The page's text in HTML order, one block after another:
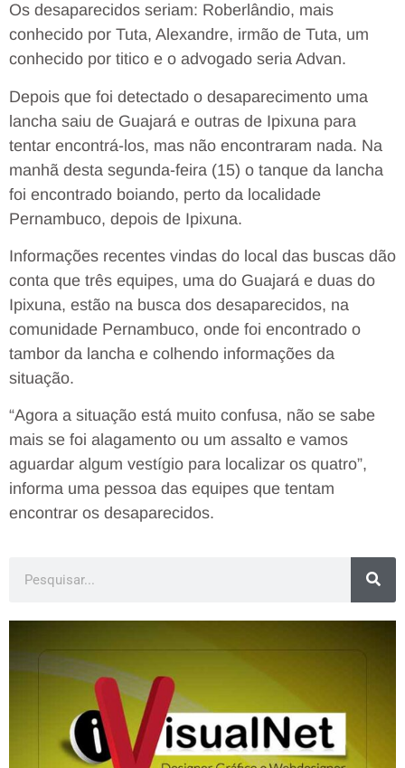
Os desaparecidos seriam: Roberlândio, mais
conhecido por Tuta, Alexandre, irmão de Tuta, um
conhecido por titico e o advogado seria Advan.
Depois que foi detectado o desaparecimento uma
lancha saiu de Guajará e outras de Ipixuna para
tentar encontrá-los, mas não encontraram nada. Na
manhã desta segunda-feira (15) o tanque da lancha
foi encontrado boiando, perto da localidade
Pernambuco, depois de Ipixuna.
Informações recentes vindas do local das buscas dão
conta que três equipes, uma do Guajará e duas do
Ipixuna, estão na busca dos desaparecidos, na
comunidade Pernambuco, onde foi encontrado o
tambor da lancha e colhendo informações da
situação.
“Agora a situação está muito confusa, não se sabe
mais se foi alagamento ou um assalto e vamos
aguardar algum vestígio para localizar os quatro”,
informa uma pessoa das equipes que tentam
encontrar os desaparecidos.